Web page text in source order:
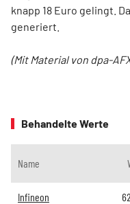
knapp 18 Euro gelingt.
generiert.
(Mit Material von dpa-
Behandelte Werte
Name
Infineon